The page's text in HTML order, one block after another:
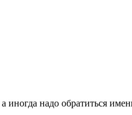
иногда надо обратиться